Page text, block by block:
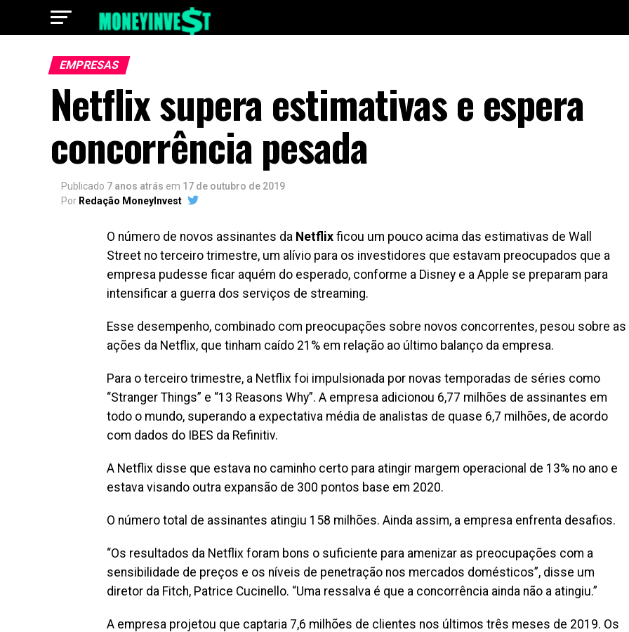
EMPRESAS
Netflix supera estimativas e espera
concorrência pesada
Publicado 7 anos atrás em 17 de outubro de 2019
Por Redação MoneyInvest
O número de novos assinantes da Netflix ficou um pouco acima das estimativas de Wall
Street no terceiro trimestre, um alívio para os investidores que estavam preocupados que a
empresa pudesse ficar aquém do esperado, conforme a Disney e a Apple se preparam para
intensificar a guerra dos serviços de streaming.
Esse desempenho, combinado com preocupações sobre novos concorrentes, pesou sobre as
ações da Netflix, que tinham caído 21% em relação ao último balanço da empresa.
Para o terceiro trimestre, a Netflix foi impulsionada por novas temporadas de séries como
“Stranger Things” e “13 Reasons Why”. A empresa adicionou 6,77 milhões de assinantes em
todo o mundo, superando a expectativa média de analistas de quase 6,7 milhões, de acordo
com dados do IBES da Refinitiv.
A Netflix disse que estava no caminho certo para atingir margem operacional de 13% no ano e
estava visando outra expansão de 300 pontos base em 2020.
O número total de assinantes atingiu 158 milhões. Ainda assim, a empresa enfrenta desafios.
“Os resultados da Netflix foram bons o suficiente para amenizar as preocupações com a
sensibilidade de preços e os níveis de penetração nos mercados domésticos”, disse um
diretor da Fitch, Patrice Cucinello. “Uma ressalva é que a concorrência ainda não a atingiu.”
A empresa projetou que captaria 7,6 milhões de clientes nos últimos três meses de 2019. Os